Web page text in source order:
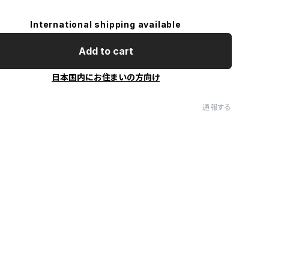
International shipping available
Add to cart
日本国内にお住まいの方向け
通報する